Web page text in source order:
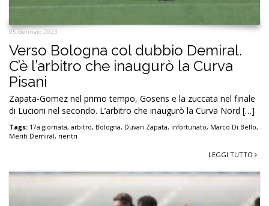
05 Gennaio 2023
Verso Bologna col dubbio Demiral.
C’è l’arbitro che inaugurò la Curva
Pisani
Zapata-Gomez nel primo tempo, Gosens e la zuccata nel finale
di Lucioni nel secondo. L’arbitro che inaugurò la Curva Nord […]
Tags: 17a giornata, arbitro, Bologna, Duvan Zapata, infortunato, Marco Di Bello,
Merih Demiral, rientri
LEGGI TUTTO